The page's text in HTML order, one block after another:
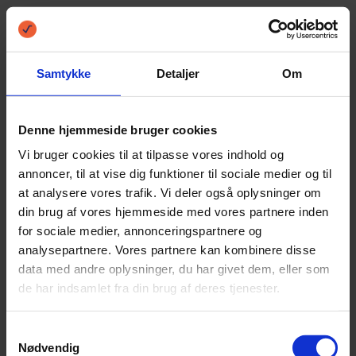
Samtykke Detaljer Om
Denne hjemmeside bruger cookies
Vi bruger cookies til at tilpasse vores indhold og
annoncer, til at vise dig funktioner til sociale medier og til
at analysere vores trafik. Vi deler også oplysninger om
din brug af vores hjemmeside med vores partnere inden
for sociale medier, annonceringspartnere og
analysepartnere. Vores partnere kan kombinere disse
data med andre oplysninger, du har givet dem, eller som
de har indsamlet fra din brug af deres tjenester.
Nødvendig
Lån 450.000 trods RKI
har du begrænsede muligheder for at optage
Forbrugslån, dog findes der en løsning. Du har
dog mulighed for at optage et Pantelån, men
så tænker du nok, hvad er et Pantelån?
Et Pantelån er en lånetype, hvor du stiller dine
genstande som pant. Långiveren tager dine